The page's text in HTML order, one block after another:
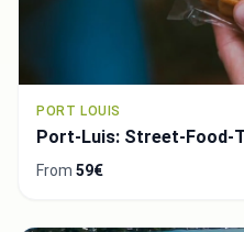
PORT LOUIS
Port-Luis: Street-Food-
From 59€